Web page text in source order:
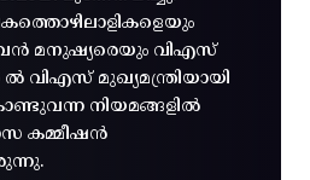
മനുഷ്യരെയും വിഎസ്
ൽ വിഎസ് മുഖ്യമന്ത്രിയായി
നിയമങ്ങളിൽ
കമ്മീഷൻ